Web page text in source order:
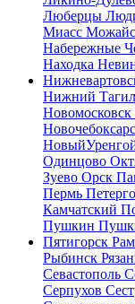
Люберцы
Миасс
Набережные
Находка
Нижний Тагил
Новомосковск
Одинцово
Зуево Орск
Пермь
Камчатский
Пушкин
Пятигорск
Рыбинск
Севастополь
Серпухов